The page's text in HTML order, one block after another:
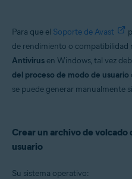
Productos:
Avast Free Antivirus
Sistemas operativos:
Para que el Soporte de Avast
de rendimiento o compatibilidad
Antivirus en Windows, tal vez
del proceso de modo de usuario
se puede generar manualmente
Crear un archivo de volcado
usuario
Su sistema operativo: